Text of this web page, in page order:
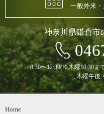
一般外来
神奈川県鎌倉市
8:30〜12:30(※木曜10:30ま
木曜午後
Home